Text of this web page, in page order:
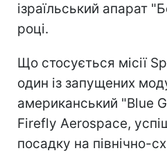
ізраїльський апарат
році.
Що стосується місії
один із запущених
американський "Blue
Firefly Aerospace,
посадку на північно-